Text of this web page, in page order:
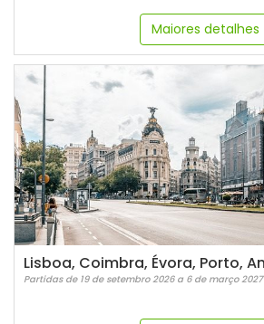
Maiores detalhes
Partidas de 19 de setembro 2026 a 6 de março 2027